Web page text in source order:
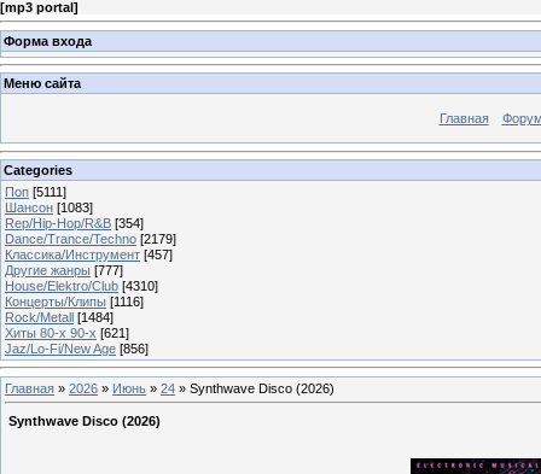
[mp3 portal]
Форма входа
Меню сайта
Главная
Categories
Поп [5111]
Шансон [1083]
Rep/Hip-Hop/R&B [354]
Dance/Trance/Techno [2179]
Классика/Инструмент [457]
Другие жанры [777]
House/Elektro/Club [4310]
Концерты/Клипы [1116]
Rock/Metall [1484]
Хиты 80-х 90-х [621]
Jaz/Lo-Fi/New Age [856]
Главная » 2026 » Июнь » 24 » Synthwave Disco (2026)
Synthwave Disco (2026)